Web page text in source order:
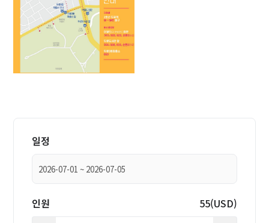
일정
인원
55(USD)